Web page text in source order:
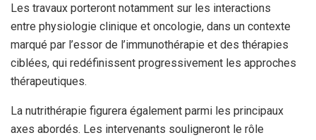
Les travaux porteront notamment sur les interactions
entre physiologie clinique et oncologie, dans un contexte
marqué par l’essor de l’immunothérapie et des thérapies
ciblées, qui redéfinissent progressivement les approches
thérapeutiques.
La nutrithérapie figurera également parmi les principaux
axes abordés. Les intervenants souligneront le rôle